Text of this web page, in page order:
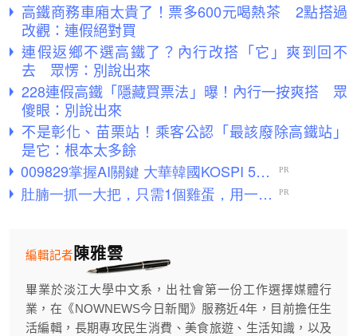
高鐵商務車廂太貴了！票多600元喝熱茶 2點搭過
改觀：連假絕對買
連假返鄉不選高鐵了？內行改搭「它」爽到回不
去 眾愣：別說出來
228連假高鐵「隱藏買票法」曝！內行一按爽搭 眾
傻眼：別說出來
不是彰化、苗栗站！乘客公認「最該廢除高鐵站」
是它：根本太多餘
陳雅雲
編輯記者
畢業於淡江大學中文系，出社會第一份工作選擇媒體行
業，在《NOWNEWS今日新聞》服務近4年，目前擔任生
活編輯，長期專攻民生消費、美食旅遊、生活知識，以及